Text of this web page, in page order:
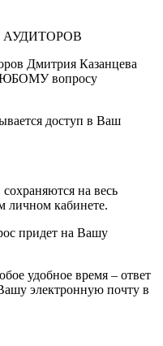
АУДИТОРОВ
Дмитрия Казанцева
ЛЮБОМУ вопросу
доступ в Ваш
на весь
личном кабинете.
придет на Вашу
удобное время – ответ
электронную почту в